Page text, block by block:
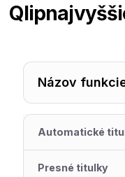
Qlip
Názov
Automatické
Presné titulky